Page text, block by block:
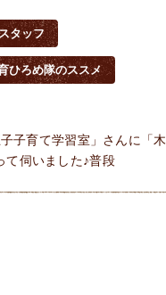
タッフ
ひろめ隊のススメ
子育て学習室」さんに「木
て伺いました♪普段